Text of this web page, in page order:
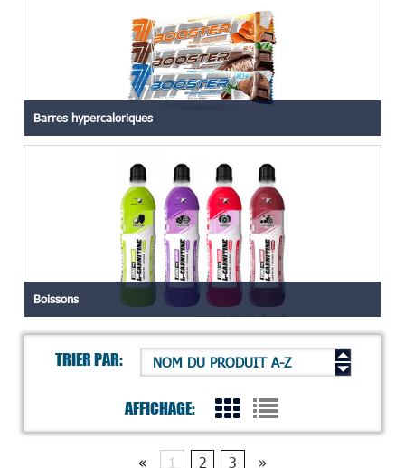
Barres hypercaloriques
Boissons
TRIER PAR: NOM DU PRODUIT A-Z
AFFICHAGE:
« 1 2 3 »